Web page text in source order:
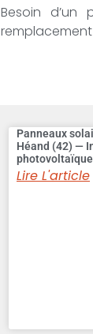
Besoin
Panneaux
Héand (42) —
photovoltaïque
Lire L'article